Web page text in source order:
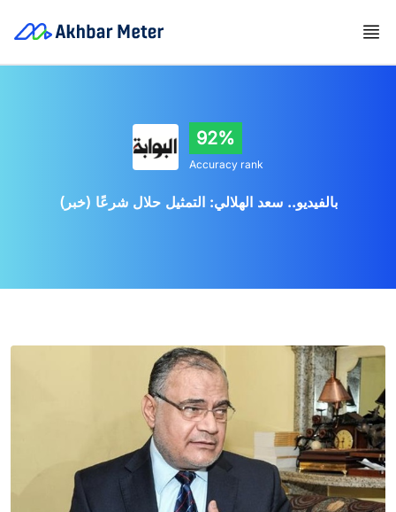
92%
Accuracy rank
بالفيديو.. سعد الهلالي: التمثيل حلال شرعًا (خبر)